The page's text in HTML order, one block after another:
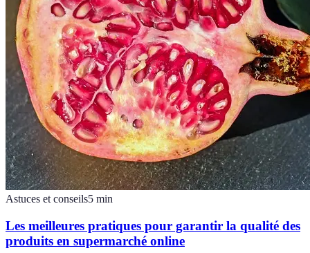
Astuces et conseils5 min
Les meilleures pratiques pour garantir la qualité des
produits en supermarché online